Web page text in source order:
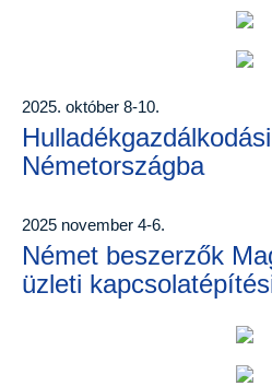
2025. október 8-10.
Németországba
2025 november 4-6.
Német beszerzők
üzleti